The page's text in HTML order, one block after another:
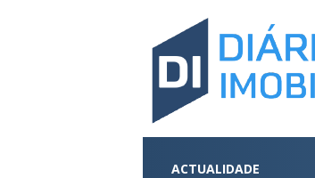
ACTUALIDADE